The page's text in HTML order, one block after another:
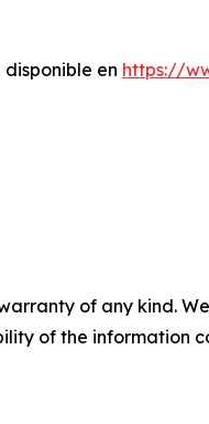
en https://
of any kind.
of the